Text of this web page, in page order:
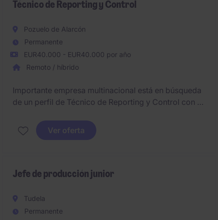
Técnico de Reporting y Control
Pozuelo de Alarcón
Permanente
EUR40.000 - EUR40.000 por año
Remoto / híbrido
Importante empresa multinacional está en búsqueda
de un perfil de Técnico de Reporting y Control con al
roles similares. El candidato seleccionado deberá de
tener un nivel alto de inglés. Es valorable tener
externa.
Ver oferta
Jefe de producción junior
Tudela
Permanente